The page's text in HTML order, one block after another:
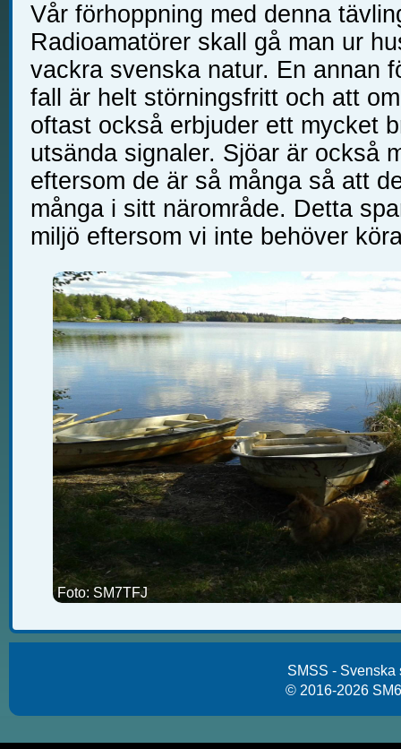
Vår förhoppning med denna
Radioamatörer skall gå man ur
vackra svenska natur. En annan
fall är helt störningsfritt och att
oftast också erbjuder ett mycket
utsända signaler. Sjöar är också
eftersom de är så många så att
många i sitt närområde. Detta
miljö eftersom vi inte behöver
Foto: SM7TFJ
SMSS - Svenska
© 2016-2026